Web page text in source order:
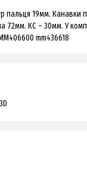
пальця 19мм. Канавки
72мм. КС – 30мм. У
mm436618